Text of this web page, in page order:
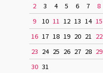
2
3 4 5 6 7
8
9
10 11 12 13 14 15
16 17 18 19 20 21
22
23 24 25 26 27 28 29
30 31